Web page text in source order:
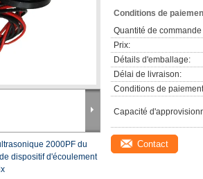
2000PF du
dispositif d'écoulement
Conditions de
Quantité de
Prix:
Détails d'emballage:
Délai de livraison:
Conditions de
Capacité
Contact